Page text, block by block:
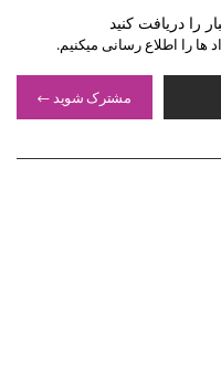
را دریافت کنید
ها را اطلاع رسانی میکنیم.
مشترک شوید